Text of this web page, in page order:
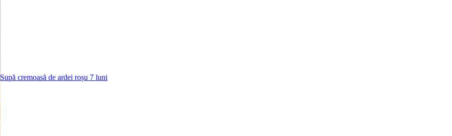
Supă cremoasă de ardei roșu 7 luni